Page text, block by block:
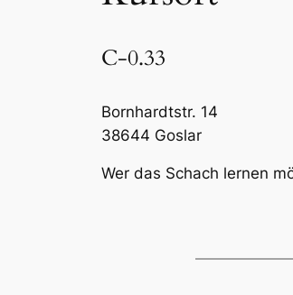
C-0.33
Bornhardtstr. 14
38644 Goslar
Wer das Schach lernen